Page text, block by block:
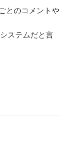
とのコメントや
ステムだと言